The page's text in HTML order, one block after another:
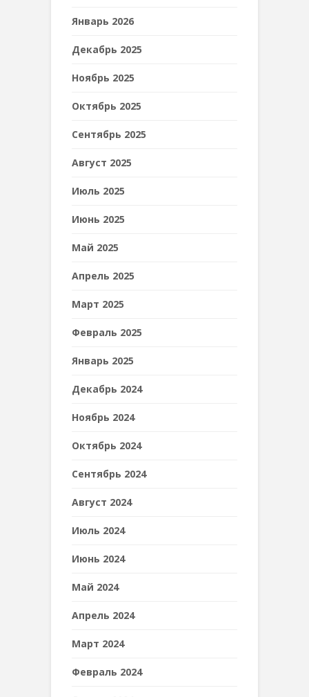
Январь 2026
Декабрь 2025
Ноябрь 2025
Октябрь 2025
Сентябрь 2025
Август 2025
Июль 2025
Июнь 2025
Май 2025
Апрель 2025
Март 2025
Февраль 2025
Январь 2025
Декабрь 2024
Ноябрь 2024
Октябрь 2024
Сентябрь 2024
Август 2024
Июль 2024
Июнь 2024
Май 2024
Апрель 2024
Март 2024
Февраль 2024